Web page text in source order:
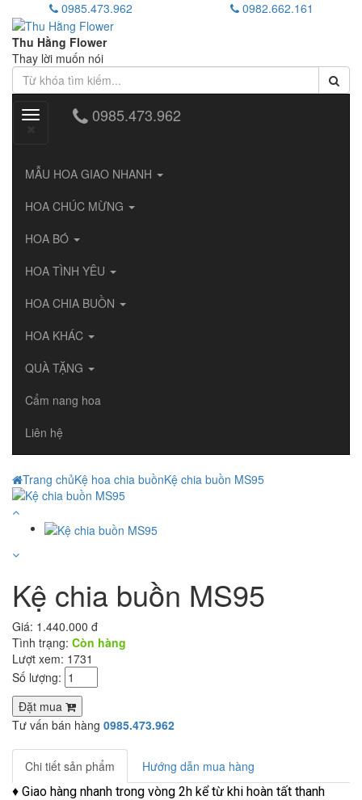
0985.473.962 0982.662.161
Thu Hằng Flower
Thay lời muốn nói
Toggle
0985.473.962
MẪU HOA GIAO NHANH
HOA CHÚC MỪNG
HOA BÓ
HOA TÌNH YÊU
HOA CHIA BUỒN
HOA KHÁC
QUÀ TẶNG
Cẩm nang hoa
Liên hệ
Trang chủKệ hoa chia buồnKệ chia buồn MS95
Kệ chia buồn MS95
Giá: 1.440.000 đ
Tình trạng: Còn hàng
Lượt xem: 1731
Số lượng:
Đặt mua
Tư vấn bán hàng 0985.473.962
Chi tiết sản phẩm Hướng dẫn mua hàng
♦ Giao hàng nhanh trong vòng 2h kể từ khi hoàn tất thanh